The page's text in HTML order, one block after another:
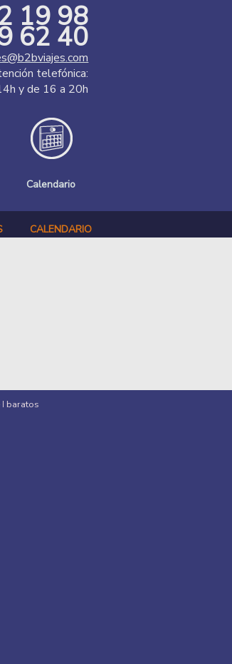
19 98
62 40
telefónica:
y de 16 a 20h
Calendario
CALENDARIO
I baratos